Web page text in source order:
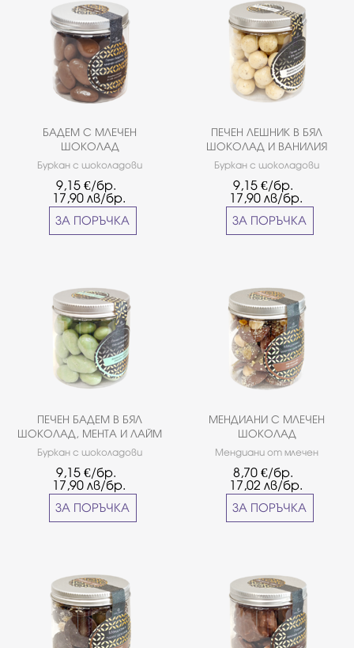
БАДЕМ С МЛЕЧЕН
ШОКОЛАД
Буркан с шоколадови
шоколад ''Callebaut''. Вкус:
печен бадем в млечен
9,15 €/бр.
17,90лв/бр.
ЗА ПОРЪЧКА
ПЕЧЕН ЛЕШНИК В БЯЛ
ШОКОЛАД И ВАНИЛИЯ
Буркан с шоколадови
шоколад ''Callebaut''. Вкус:
печен лешник в бял шоколад и
9,15 €/бр.
17,90лв/бр.
ЗА ПОРЪЧКА
ПЕЧЕН БАДЕМ В БЯЛ
ШОКОЛАД, МЕНТА И ЛАЙМ
Буркан с шоколадови
шоколад ''Callebaut''. Вкус:
печен бадем в бял шоколад,
кг
9,15 €/бр.
17,90лв/бр.
ЗА ПОРЪЧКА
МЕНДИАНИ С МЛЕЧЕН
ШОКОЛАД
Мендиани от млечен
''Callebaut'', завършени със
сушени плодове и ядки.
8,70 €/бр.
17,02лв/бр.
ЗА ПОРЪЧКА